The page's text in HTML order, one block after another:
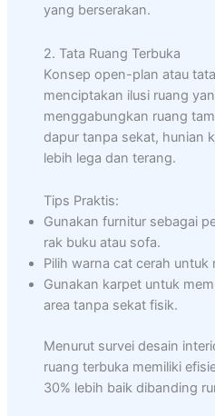
yang berserakan.
2. Tata Ruang Terbuka
Konsep open-plan atau
menciptakan ilusi ruang
menggabungkan ruang
dapur tanpa sekat, hunian
lebih lega dan terang.
Tips Praktis:
Gunakan furnitur sebagai
rak buku atau sofa.
Pilih warna cat cerah untuk
Gunakan karpet untuk
area tanpa sekat fisik.
Menurut survei desain
ruang terbuka memiliki
30% lebih baik dibanding